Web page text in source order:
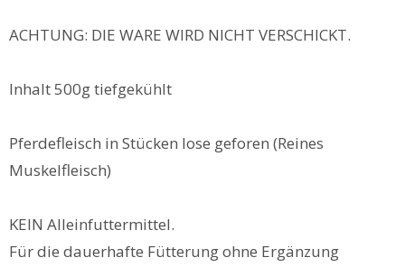
ACHTUNG: DIE WARE WIRD NICHT VERSCHICKT.
Inhalt 500g tiefgekühlt
Pferdefleisch in Stücken lose geforen (Reines
Muskelfleisch)
KEIN Alleinfuttermittel.
Für die dauerhafte Fütterung ohne Ergänzung